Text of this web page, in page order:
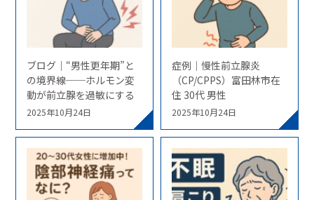
ブログ｜“男性更年期”と
の境界線──ホルモン変
動が前立腺を過敏にする
2025年10月24日
症例｜慢性前立腺炎
（CP/CPPS）富田林市在
住 30代 男性
2025年10月24日